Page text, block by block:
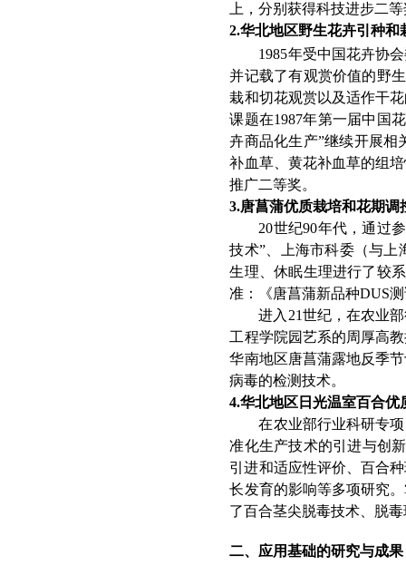
上，分别获得科技进步二
2.华北地区野生花卉引种和
1985年受中国花卉协
并记载了有观赏价值的野
栽和切花观赏以及适作干
课题在1987年第一届中国
卉商品化生产”继续开展相
补血草、黄花补血草的组
推广二等奖。
3.唐菖蒲优质栽培和花期调
20世纪90年代，通过
技术” 、上海市科委（与
生理、休眠生理进行了较
准：《唐菖蒲新品种DUS
进入 21世纪，在农业
工程学院园艺系的周厚高
华南地区唐菖蒲露地反季
病毒的检测技术。
4.华北地区日光温室百合优
在农业部行业科研专项
准化生产技术的引进与创 新
引进和适应性评价、百合
长发育的影响等多项研究
了百合茎尖脱毒技术、脱
二、应用基础的研究与成果